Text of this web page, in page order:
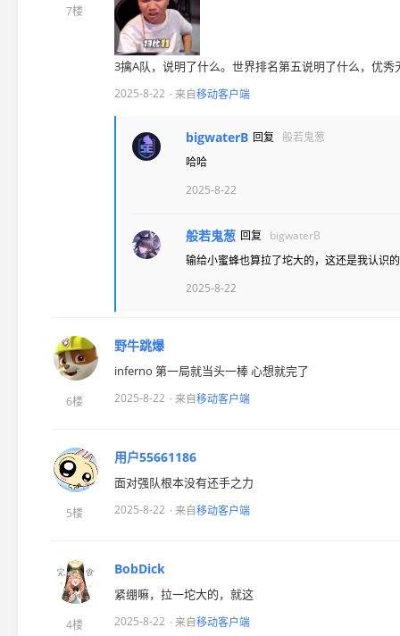
7楼
3擒A队，说明了什么。世界排名第五说明了什么，优
2025-8-22 · 来自移动客户端
bigwaterB 回复 般若鬼葱
哈哈
2025-8-22
般若鬼葱 回复
bigwaterB
输给小蜜蜂也算拉了坨大的，这还是我认识
2025-8-22
6楼
野牛跳爆
inferno 第一局就当头一棒 心想就完了
2025-8-22 · 来自移动客户端
5楼
用户55661186
面对强队根本没有还手之力
2025-8-22 · 来自移动客户端
4楼
BobDick
紧绷嘛，拉一坨大的，就这
2025-8-22 · 来自移动客户端